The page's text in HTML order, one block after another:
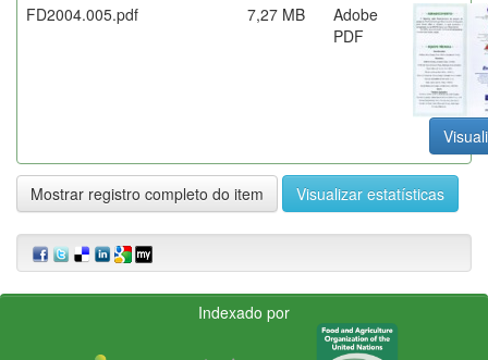
FD2004.005.pdf
7,27 MB
Adobe
PDF
Mostrar registro completo do item Visualizar estatísticas
Indexado por